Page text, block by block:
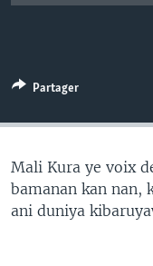
Partager
Mali Kura ye voix
bamanan kan nan,
ani duniya